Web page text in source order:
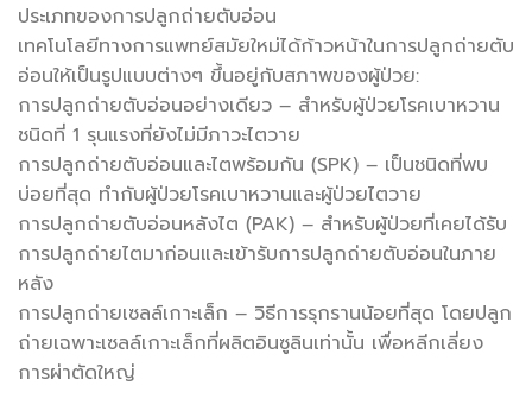
ประเภทของการปลูกถ่ายตับอ่อน
เทคโนโลยีทางการแพทย์สมัยใหม่ได้ก้าวหน้าในการปลูกถ่ายตับ
อ่อนให้เป็นรูปแบบต่างๆ ขึ้นอยู่กับสภาพของผู้ป่วย:
การปลูกถ่ายตับอ่อนอย่างเดียว – สำหรับผู้ป่วยโรคเบาหวาน
ชนิดที่ 1 รุนแรงที่ยังไม่มีภาวะไตวาย
การปลูกถ่ายตับอ่อนและไตพร้อมกัน (SPK) – เป็นชนิดที่พบ
บ่อยที่สุด ทำกับผู้ป่วยโรคเบาหวานและผู้ป่วยไตวาย
การปลูกถ่ายตับอ่อนหลังไต (PAK) – สำหรับผู้ป่วยที่เคยได้รับ
การปลูกถ่ายไตมาก่อนและเข้ารับการปลูกถ่ายตับอ่อนในภาย
หลัง
การปลูกถ่ายเซลล์เกาะเล็ก – วิธีการรุกรานน้อยที่สุด โดยปลูก
ถ่ายเฉพาะเซลล์เกาะเล็กที่ผลิตอินซูลินเท่านั้น เพื่อหลีกเลี่ยง
การผ่าตัดใหญ่